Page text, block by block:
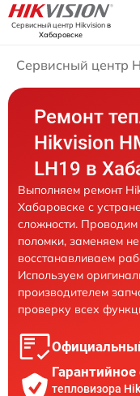
Сервисный центр Hikvisionв
Хабаровске
Сервисный центр
Ремонт
Hikvision
LH19 в
Выполняем ремонт
Хабаровске с
сложности.
поломки, заменяем
восстанавливаем
Используем
производителем
проверку всех
тепловизора